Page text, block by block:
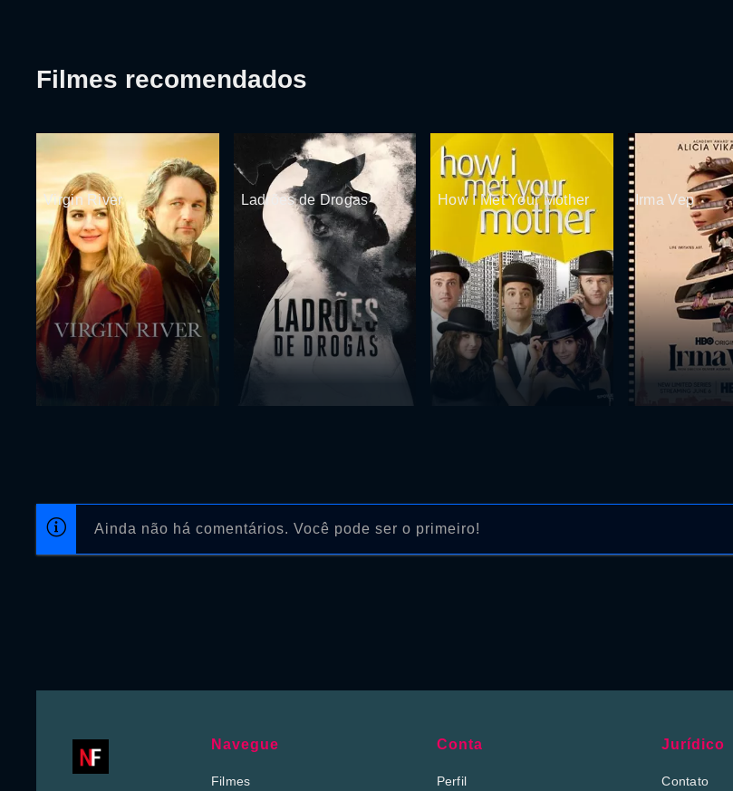
Ainda não há comentários. Você pode ser o primeiro!
Filmes recomendados
Virgin River Ladrões de Drogas How I Met Your Mother Irma Vep
Navegue
Filmes
Conta
Perfil
Jurídico
Contato